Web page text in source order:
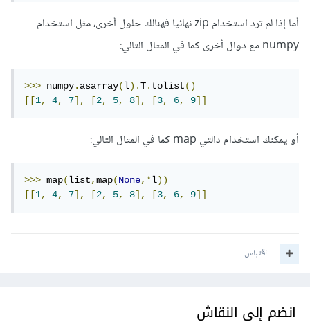
أما إذا لم ترد استخدام zip نهائيا فهنالك حلول أخرى، مثل استخدام
numpy مع دوال أخرى كما في المثال التالي:
>>> numpy.asarray(l).T.tolist()
[[1, 4, 7], [2, 5, 8], [3, 6, 9]]
أو يمكنك استخدام دالتي map كما في المثال التالي:
>>> map(list,map(None,*l))
[[1, 4, 7], [2, 5, 8], [3, 6, 9]]
اقتباس
انضم إلى النقاش